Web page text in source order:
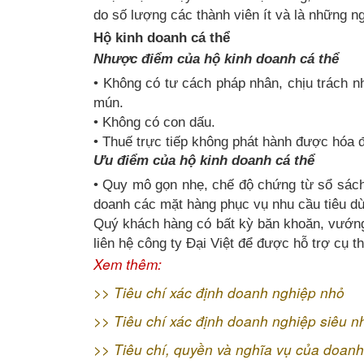
do số lượng các thành viên ít và là những
Hộ kinh doanh cá thể
Nhược điểm của hộ kinh doanh cá thể
• Không có tư cách pháp nhân, chịu trách
mún.
• Không có con dấu.
• Thuế trực tiếp không phát hành được hóa
Ưu điểm của hộ kinh doanh cá thể
• Quy mô gọn nhẹ, chế độ chứng từ sổ
doanh các mặt hàng phục vụ nhu cầu tiêu
Quý khách hàng có bất kỳ băn khoăn,
liên hệ công ty Đại Việt để được hỗ trợ cụ
Xem thêm:
>> Tiêu chí xác định doanh nghiệp nhỏ
>> Tiêu chí xác định doanh nghiệp siêu
>> Tiêu chí, quyền và nghĩa vụ của